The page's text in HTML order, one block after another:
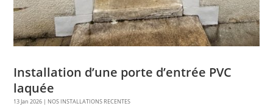
Installation d’une porte d’entrée PVC
laquée
13 Jan 2026 | NOS INSTALLATIONS RECENTES